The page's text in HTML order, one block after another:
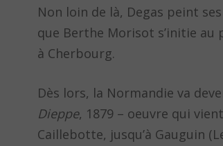
Non loin de là, Degas peint
que Berthe Morisot s’initie
à Cherbourg.
Dès lors, la Normandie va
Dieppe, 1879 – oeuvre qui
Caillebotte, jusqu’à Gauguin